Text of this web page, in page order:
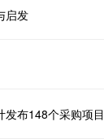
启发
发布148个采购项目